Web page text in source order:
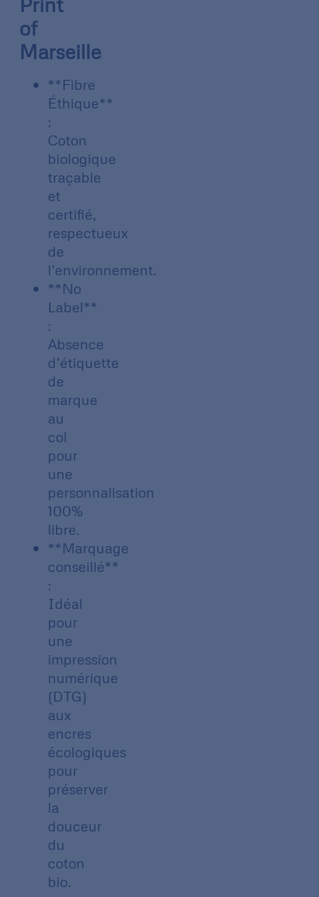
of
Marseille
**Fibre
Éthique**
:
Coton
biologique
traçable
et
certifié,
respectueux
de
l’environnement.
**No
Label**
:
Absence
d’étiquette
de
marque
au
col
pour
une
personnalisation
100%
libre.
**Marquage
conseillé**
:
Idéal
pour
une
impression
numérique
(DTG)
aux
encres
écologiques
pour
préserver
la
douceur
du
coton
bio.